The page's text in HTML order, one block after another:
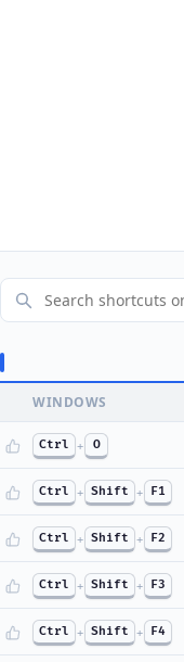
WINDOWS
Ctrl + O
Ctrl + Shift + F1
Ctrl + Shift + F2
Ctrl + Shift + F3
Ctrl + Shift + F4